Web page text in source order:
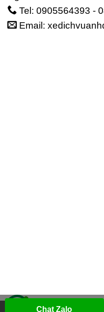
Tel: 0905564393 -
Email:
Chat Zalo